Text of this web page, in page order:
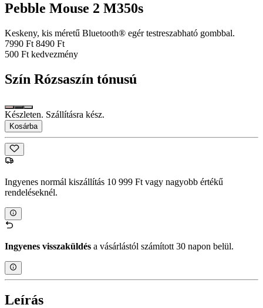
Pebble Mouse 2 M350s
Keskeny, kis méretű Bluetooth® egér testreszabható gombbal.
7990 Ft 8490 Ft
500 Ft kedvezmény
Szín Rózsaszín tónusú
Készleten. Szállításra kész.
Kosárba
Ingyenes normál kiszállítás 10 999 Ft vagy nagyobb értékű
rendeléseknél.
Ingyenes visszaküldés a vásárlástól számított 30 napon belül.
Leírás